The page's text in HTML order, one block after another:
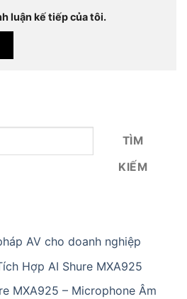
luận kế tiếp của tôi.
TÌM
KIẾM
AV cho doanh nghiệp
Hợp AI Shure MXA925
MXA925 – Microphone Âm